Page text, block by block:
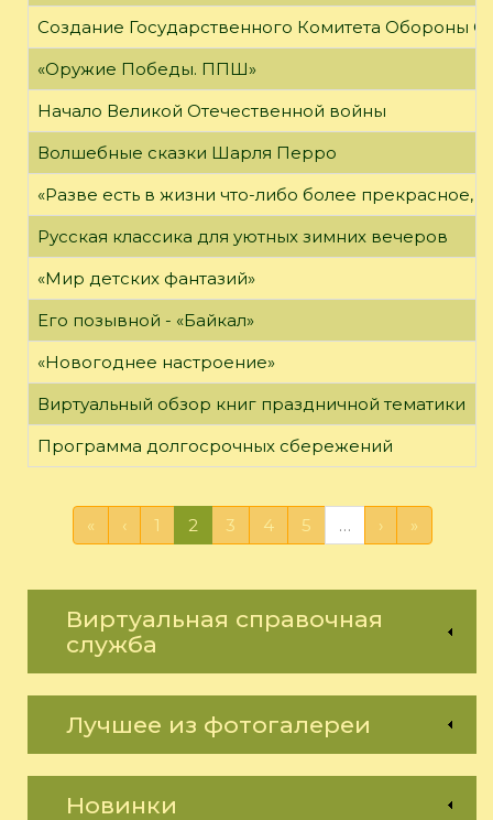
Создание Государственного Комитета Обороны
«Оружие Победы. ППШ»
Начало Великой Отечественной войны
Волшебные сказки Шарля Перро
«Разве есть в жизни что-либо более прекрасное,
Русская классика для уютных зимних вечеров
«Мир детских фантазий»
Его позывной - «Байкал»
«Новогоднее настроение»
Виртуальный обзор книг праздничной тематики
Программа долгосрочных сбережений
« ‹ 1 2 3 4 5 … › »
Виртуальная справочная
служба
Лучшее из фотогалереи
Новинки